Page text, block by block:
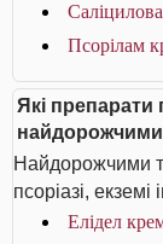
Псорілам
Які препарати
Найдорожчими
псоріазі,
Елідел